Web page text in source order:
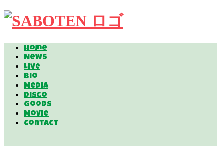
Home
News
Live
Bio
Media
Disco
Goods
Movie
Contact